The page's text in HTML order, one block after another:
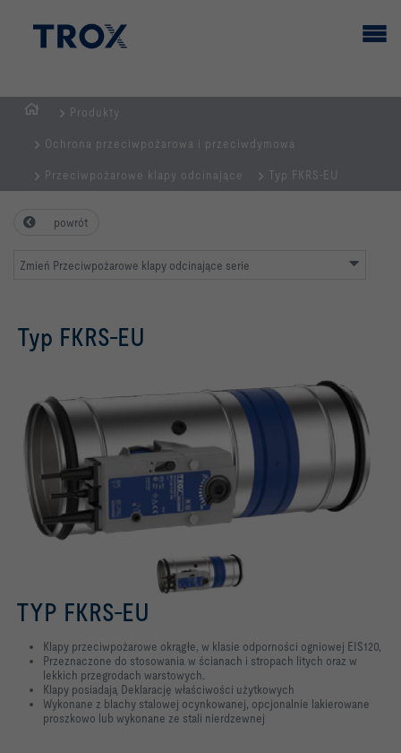
GŁÓWNA
Produkty
Ochrona przeciwpożarowa i przeciwdymowa
Przeciwpożarowe klapy odcinające Typ FKRS-EU
powrót
Zmień Przeciwpożarowe klapy odcinające serie
Typ FKRS-EU
TYP FKRS-EU
Klapy przeciwpożarowe okrągłe, w klasie odporności ogniowej EIS120,
Przeznaczone do stosowania w ścianach i stropach litych oraz w
lekkich przegrodach warstowych.
Klapy posiadają Deklarację właściwości użytkowych
Wykonane z blachy stalowej ocynkowanej, opcjonalnie lakierowane
proszkowo lub wykonane ze stali nierdzewnej